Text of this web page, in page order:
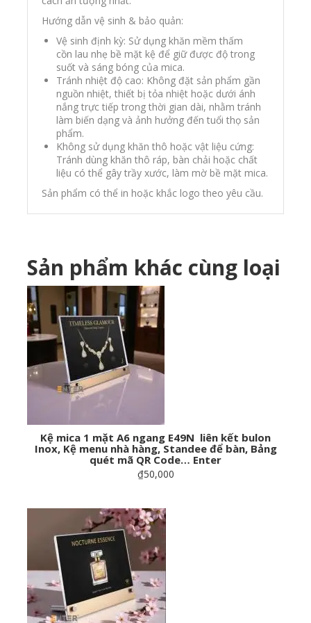
Hướng dẫn vệ sinh & bảo quản:
Vệ sinh định kỳ: Sử dụng khăn mềm thấm
cồn lau nhẹ bề mặt kệ để giữ được độ trong
suốt và sáng bóng của mica.
Tránh nhiệt độ cao: Không đặt sản phẩm gần
nguồn nhiệt, thiết bị tỏa nhiệt hoặc dưới ánh
nắng trực tiếp trong thời gian dài, nhằm tránh
làm biến dạng và ảnh hưởng đến tuổi thọ sản
phẩm.
Không sử dụng khăn thô hoặc vật liệu cứng:
Tránh dùng khăn thô ráp, bàn chải hoặc chất
liệu có thể gây trầy xước, làm mờ bề mặt mica.
Sản phẩm có thể in hoặc khắc logo theo yêu cầu.
Sản phẩm khác cùng loại
Kệ mica 1 mặt A6 ngang E49N liên kết bulon
Inox, Kệ menu nhà hàng, Standee để bàn, Bảng
quét mã QR Code… Enter
₫50,000